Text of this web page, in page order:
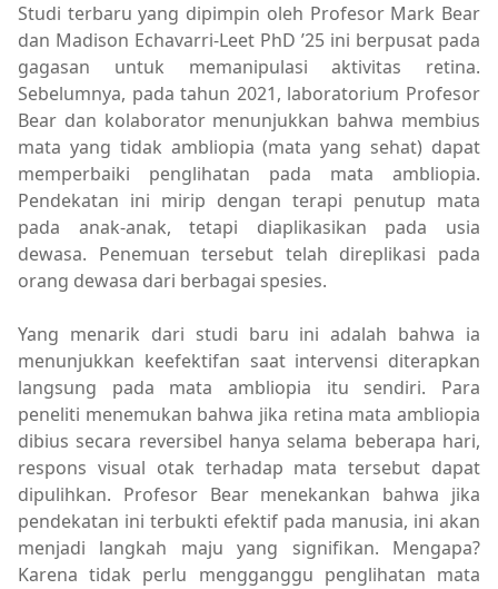
Studi terbaru yang dipimpin oleh Profesor Mark Bear
dan Madison Echavarri-Leet PhD ’25 ini berpusat pada
gagasan untuk memanipulasi aktivitas retina.
Sebelumnya, pada tahun 2021, laboratorium Profesor
Bear dan kolaborator menunjukkan bahwa membius
mata yang tidak ambliopia (mata yang sehat) dapat
memperbaiki penglihatan pada mata ambliopia.
Pendekatan ini mirip dengan terapi penutup mata
pada anak-anak, tetapi diaplikasikan pada usia
dewasa. Penemuan tersebut telah direplikasi pada
orang dewasa dari berbagai spesies.
Yang menarik dari studi baru ini adalah bahwa ia
menunjukkan keefektifan saat intervensi diterapkan
langsung pada mata ambliopia itu sendiri. Para
peneliti menemukan bahwa jika retina mata ambliopia
dibius secara reversibel hanya selama beberapa hari,
respons visual otak terhadap mata tersebut dapat
dipulihkan. Profesor Bear menekankan bahwa jika
pendekatan ini terbukti efektif pada manusia, ini akan
menjadi langkah maju yang signifikan. Mengapa?
Karena tidak perlu mengganggu penglihatan mata